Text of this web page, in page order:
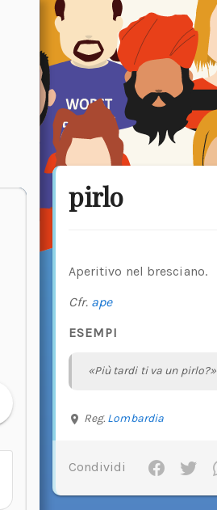
pirlo
Aperitivo nel bresciano.
Cfr. ape
ESEMPI
«Più tardi ti va un pirlo?»
Reg. Lombardia
Condividi